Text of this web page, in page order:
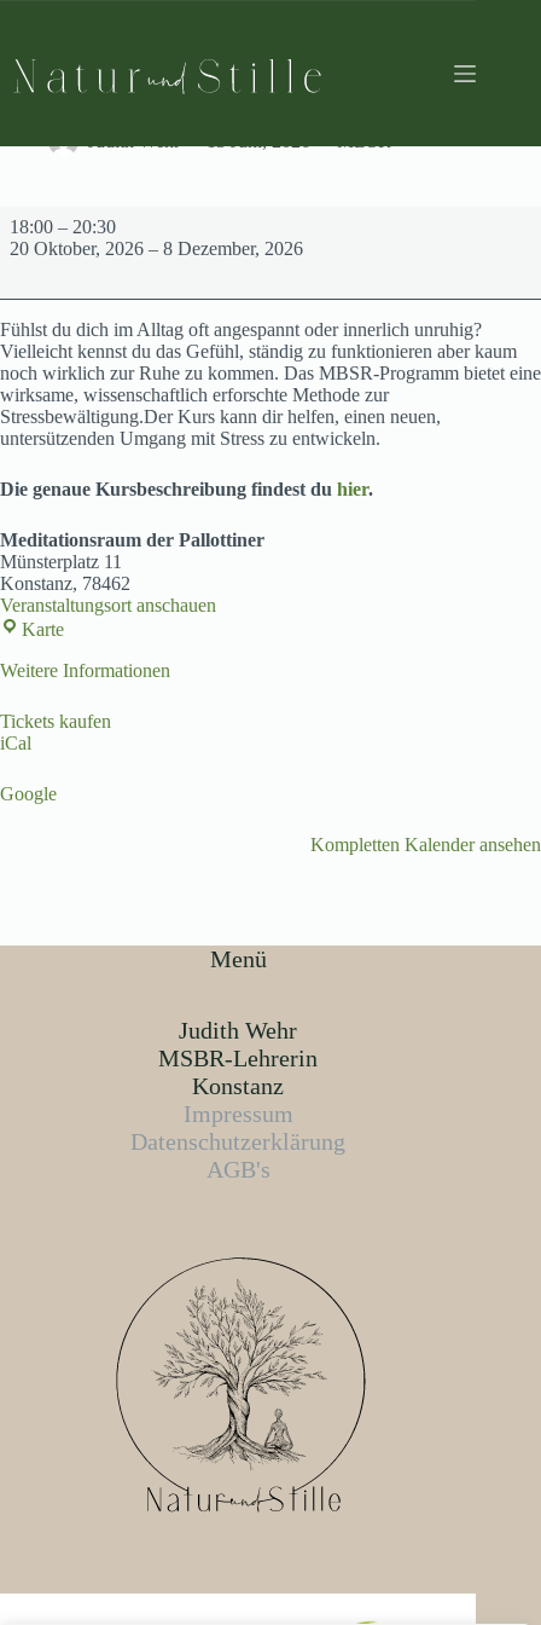
8-Wochen MBSR Kurs (Stressbewältigung durch
Achtsamkeit)
8-
Wochen
MBSR
(Stressbewältigung
durch
Achtsamkeit)
18:00 – 20:30
20 Oktober, 2026 – 8 Dezember, 2026
Fühlst du dich im Alltag oft angespannt oder innerlich unruhig?
Vielleicht kennst du das Gefühl, ständig zu funktionieren aber kaum
noch wirklich zur Ruhe zu kommen. Das MBSR-Programm bietet eine
wirksame, wissenschaftlich erforschte Methode zur
Stressbewältigung.Der Kurs kann dir helfen, einen neuen,
untersützenden Umgang mit Stress zu entwickeln.
Die genaue Kursbeschreibung findest du hier.
Meditationsraum der Pallottiner
Münsterplatz 11
Konstanz, 78462
Veranstaltungsort anschauen
KarteMeditationsraum
Pallottiner
Weitere Informationen
Tickets kaufen
iCal
Google
Kompletten Kalender ansehen
Menü
Judith Wehr
MSBR-Lehrerin
Konstanz
Impressum
Datenschutzerklärung
AGB's